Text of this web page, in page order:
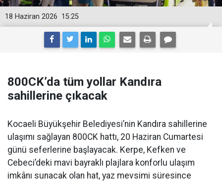
15:25
18 Haziran 2026
800CK’da tüm yollar Kandıra
sahillerine çıkacak
Kocaeli Büyükşehir Belediyesi’nin Kandıra sahillerine
ulaşımı sağlayan 800CK hattı, 20 Haziran Cumartesi
günü seferlerine başlayacak. Kerpe, Kefken ve
Cebeci’deki mavi bayraklı plajlara konforlu ulaşım
imkânı sunacak olan hat, yaz mevsimi süresince